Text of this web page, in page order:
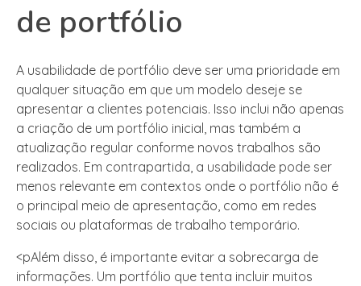
de portfólio
A usabilidade de portfólio deve ser uma prioridade em
qualquer situação em que um modelo deseje se
apresentar a clientes potenciais. Isso inclui não apenas
a criação de um portfólio inicial, mas também a
atualização regular conforme novos trabalhos são
realizados. Em contrapartida, a usabilidade pode ser
menos relevante em contextos onde o portfólio não é
o principal meio de apresentação, como em redes
sociais ou plataformas de trabalho temporário.
<pAlém disso, é importante evitar a sobrecarga de
informações. Um portfólio que tenta incluir muitos